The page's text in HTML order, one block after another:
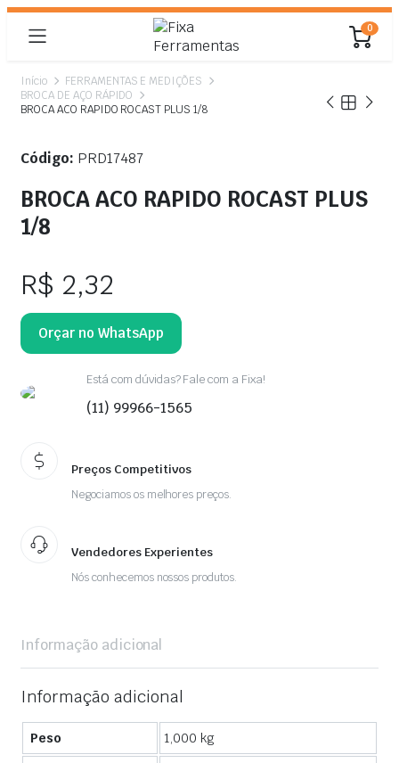
0
Início
FERRAMENTAS E MEDIÇÕES
BROCA DE AÇO RÁPIDO
BROCA ACO RAPIDO ROCAST PLUS 1/8
Código: PRD17487
BROCA ACO RAPIDO ROCAST PLUS
1/8
R$ 2,32
Orçar no WhatsApp
Está com dúvidas? Fale com a Fixa!
(11) 99966-1565
Preços Competitivos
Negociamos os melhores preços.
Vendedores Experientes
Nós conhecemos nossos produtos.
Informação adicional
Informação adicional
Peso 1,000 kg